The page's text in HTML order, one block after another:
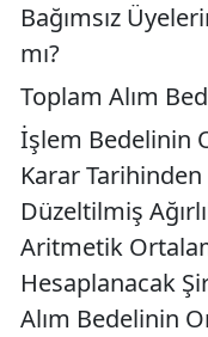
Bağımsız
mı?
Toplam Alım
İşlem Bedelinin
Karar
Düzeltilmiş
Aritmetik
Hesaplanacak
Alım Bedelinin